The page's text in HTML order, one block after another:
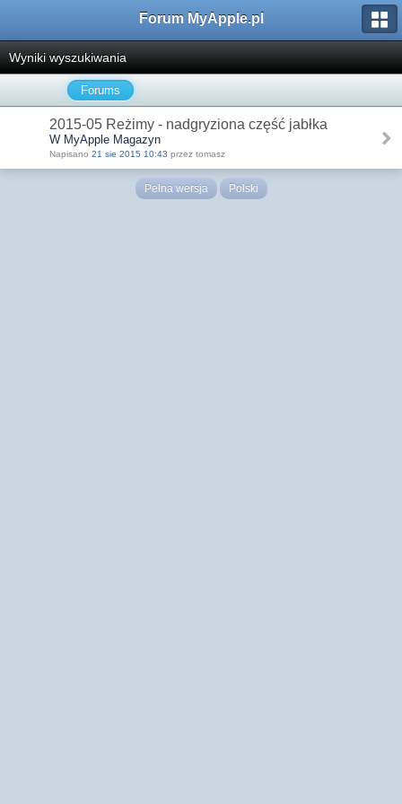
Forum MyApple.pl
Wyniki wyszukiwania
Forums
2015-05 Reżimy - nadgryziona część jabłka
W MyApple Magazyn
Napisano 21 sie 2015 10:43 przez tomasz
Pełna wersja Polski